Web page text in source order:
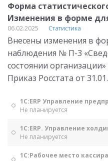
Форма
Изменения в форме
06.02.2025 Статистика
Внесены изменения в
наблюдения № П-3
состоянии
Приказ Росстата от
1С:ERP Управление
Не планируется
1С:ERP. Управление
Не планируется
1С:Рабочее место кассира